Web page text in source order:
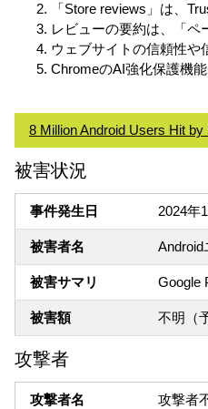
「Store reviews」は、
レビューの要約は、「ペ
ウェブサイトの信頼性や
ChromeのAI強化保護機
8 Million Android Users Hit
被害状況
事件発生日 2024年
被害者名 Android
被害サマリ Google
被害額 不明（
攻撃者
攻撃者名
攻撃者